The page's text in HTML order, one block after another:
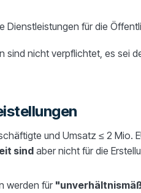
Dienstleistungen für die
nicht verpflichtet, es sei
und Umsatz ≤ 2 Mio.
sindaber nicht für die
werden für